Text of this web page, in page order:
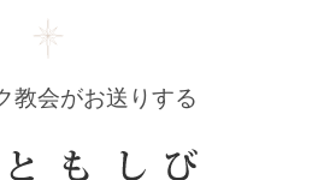
教会がお送りする